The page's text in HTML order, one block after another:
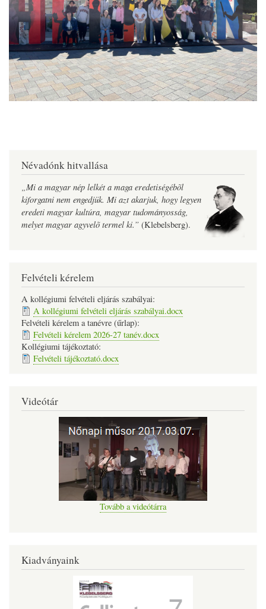
Névadónk hitvallása
„Mi a magyar nép lelkét a maga eredetiségébõl
kiforgatni nem engedjük. Mi azt akarjuk, hogy legyen
eredeti magyar kultúra, magyar tudományosság,
melyet magyar agyvelõ termel ki.” (Klebelsberg).
Felvételi kérelem
A kollégiumi felvételi eljárás szabályai:
A kollégiumi felvételi eljárás szabályai.docx
Felvételi kérelem a tanévre (űrlap):
Felvételi kérelem 2026-27 tanév.docx
Kollégiumi tájékoztató:
Felvételi tájékoztató.docx
Videótár
Tovább a videótárra
Kiadványaink